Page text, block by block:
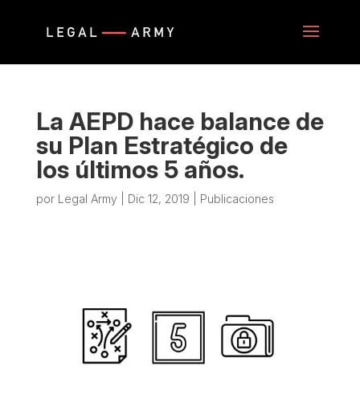
La AEPD hace balance de
su Plan Estratégico de
los últimos 5 años.
por Legal Army Dic 12, 2019 Publicaciones